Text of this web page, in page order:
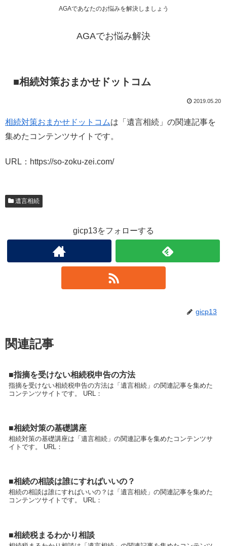
AGAであなたのお悩みを解決しましょう
AGAでお悩み解決
■相続対策おまかせドットコム
2019.05.20
相続対策おまかせドットコムは「遺言相続」の関連記事を
集めたコンテンツサイトです。
URL：https://so-zoku-zei.com/
遺言相続
gicp13をフォローする
gicp13
関連記事
■指摘を受けない相続税申告の方法
指摘を受けない相続税申告の方法は「遺言相続」の関連記事を集めた
コンテンツサイトです。 URL：
■相続対策の基礎講座
相続対策の基礎講座は「遺言相続」の関連記事を集めたコンテンツサ
イトです。 URL：
■相続の相談は誰にすればいいの？
相続の相談は誰にすればいいの？は「遺言相続」の関連記事を集めた
コンテンツサイトです。 URL：
■相続税まるわかり相談